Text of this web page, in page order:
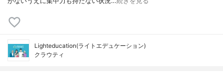
Lighteducation(ライトエデュケーション)
クラウティ